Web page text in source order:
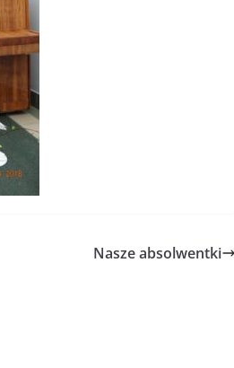
Nasze absolwentki